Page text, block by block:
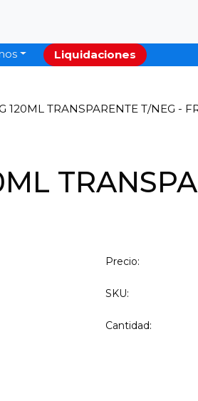
Liquidaciones
120ML TRANSPARENTE T/NEG -
Precio:
SKU:
Cantidad: